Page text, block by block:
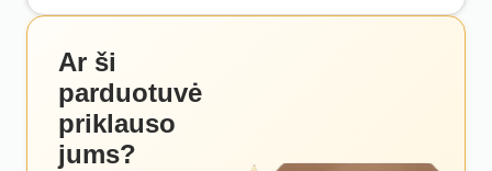
Ar ši
parduotuvė
priklauso
jums?